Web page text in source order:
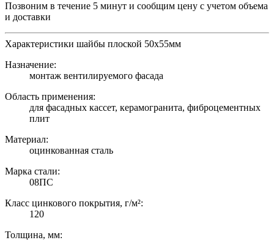
Позвоним в течение 5 минут и сообщим цену с учетом объема
и доставки
Характеристики шайбы плоской 50х55мм
Назначение:
монтаж вентилируемого фасада
Область применения:
для фасадных кассет, керамогранита, фиброцементных
плит
Материал:
оцинкованная сталь
Марка стали:
08ПС
Класс цинкового покрытия, г/м²:
120
Толщина, мм: